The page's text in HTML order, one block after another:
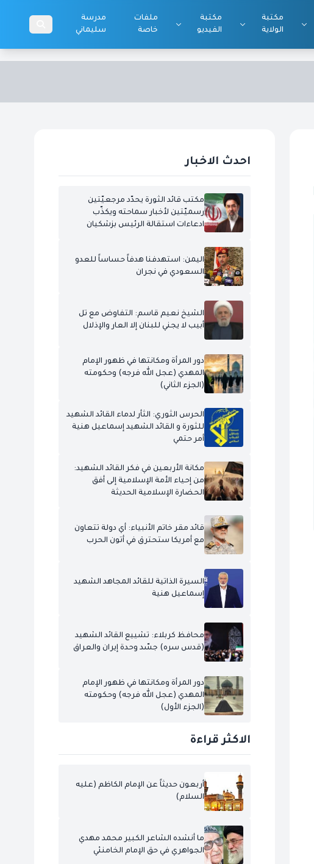
مكتبة
الولاية
مكتبة
الفيديو
ملفات
خاصة
مدرسة
سليماني
احدث الاخبار
مكتب قائد الثورة يحدّد مرجعيّتين
رسميّتين لأخبار سماحته ويكذّب
ادعاءات استقالة الرئيس بزشكيان
اليمن: استهدفنا هدفاً حساساً للعدو
السعودي في نجران
الشيخ نعيم قاسم: التفاوض مع تل
أبيب لا يجني للبنان إلا العار والإذلال
دور المرأة ومكانتها في ظهور الإمام
المهدي (عجل الله فرجه) وحكومته
(الجزء الثاني)
الحرس الثوري: الثأر لدماء القائد الشهيد
للثورة و القائد الشهيد إسماعيل هنية
أمر حتمي
مكانة الأربعين في فكر القائد الشهيد:
من إحياء الأمة الإسلامية إلى أفق
الحضارة الإسلامية الحديثة
قائد مقر خاتم الأنبياء: أي دولة تتعاون
مع أمريكا ستحترق في أتون الحرب
السيرة الذاتية للقائد المجاهد الشهيد
إسماعيل هنية
محافظ كربلاء: تشييع القائد الشهيد
(قدس سره) جسّد وحدة إيران والعراق
دور المرأة ومكانتها في ظهور الإمام
المهدي (عجل الله فرجه) وحكومته
(الجزء الأول)
الاكثر قراءة
أربعون حديثاً عن الإمام الكاظم (عليه
السلام)
ما أنشده الشاعر الكبير محمد مهدي
الجواهري في حق الإمام الخامنئي